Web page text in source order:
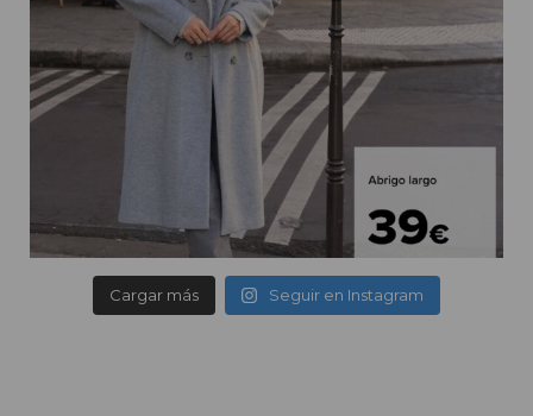
Cargar más Seguir en Instagram